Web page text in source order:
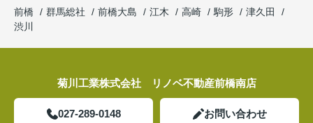
前橋
群馬総社 前橋大島 江木 高崎 駒形
津久田
渋川
菊川工業株式会社 リノベ不動産前橋南店
027-289-0148 お問い合わせ